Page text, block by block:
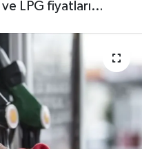
LPG fiyatları…